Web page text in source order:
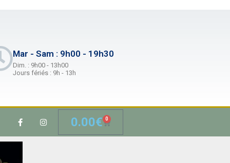
Mar - Sam : 9h00 - 19h30
Dim. : 9h00 - 13h00
Jours fériés : 9h - 13h
0.00€ 0